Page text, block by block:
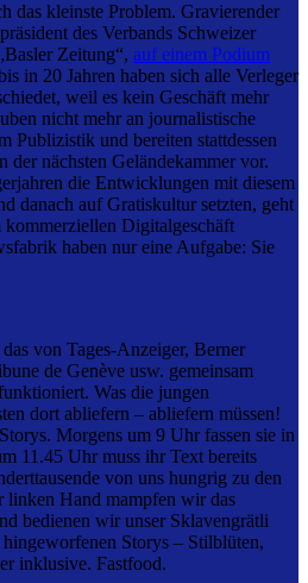
das kleinste Problem. Gravierender
des Verbands Schweizer
Zeitung“, auf einem Podium
in 20 Jahren haben sich alle Verleger
weil es kein Geschäft mehr
nicht mehr an journalistische
Publizistik und bereiten stattdessen
der nächsten Geländekammer vor.
die Entwicklungen mit diesem
danach auf Gratiskultur setzten, geht
Digitalgeschäft
haben nur eine Aufgabe: Sie
das von Tages-Anzeiger, Berner
de Genève usw. gemeinsam
Was die jungen
dort abliefern – abliefern müssen!
Morgens um 9 Uhr fassen sie in
11.45 Uhr muss ihr Text bereits
von uns hungrig zu den
linken Hand mampfen wir das
bedienen wir unser Sklavengrätli
Storys – Stilblüten,
inklusive. Fastfood.